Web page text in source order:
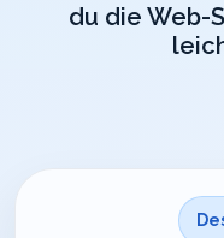
du die Web-